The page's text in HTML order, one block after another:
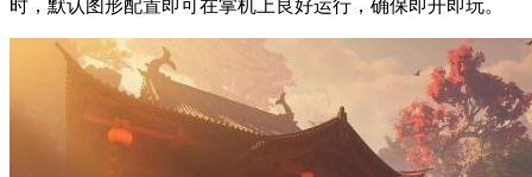
时，默认图形配置即可在掌机上良好运行，确保即开即玩。